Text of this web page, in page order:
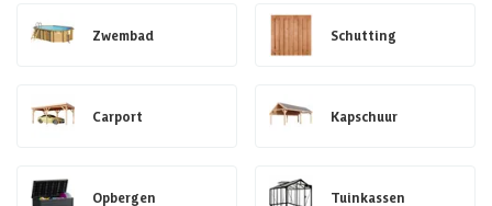
Zwembad Schutting
Carport Kapschuur
Opbergen Tuinkassen